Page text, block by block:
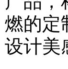
燃的定
设计美